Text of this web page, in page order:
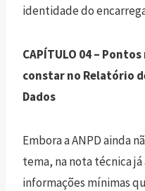
identidade do
CAPÍTULO 04 –
constar no Relatório
Dados
Embora a ANPD ainda
tema, na nota técnica
informações mínimas